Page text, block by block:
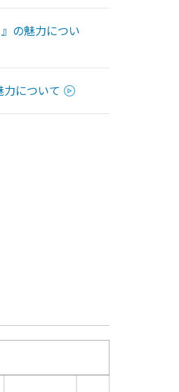
の魅力につい
について